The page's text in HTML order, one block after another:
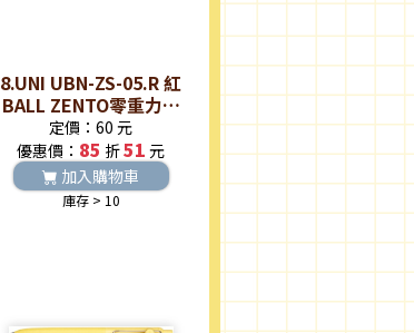
8.UNI UBN-ZS-05.R 紅
BALL ZENTO零重力水
性鋼珠筆
定價：60 元
優惠價： 85 折51 元
加入購物車
庫存 > 10